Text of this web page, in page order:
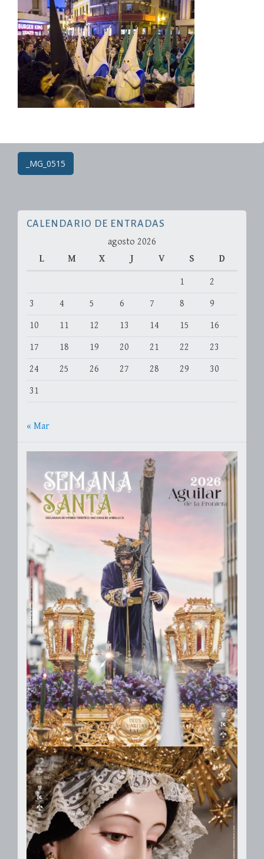
Post
navigation
_MG_0515
CALENDARIO DE ENTRADAS
agosto 2026
L
M X J V S D
1
2
3
4 5 6 7 8
9
10
11 12 13 14 15
16
17
18 19 20 21 22
23
24
25 26 27 28 29
30
31
« Mar